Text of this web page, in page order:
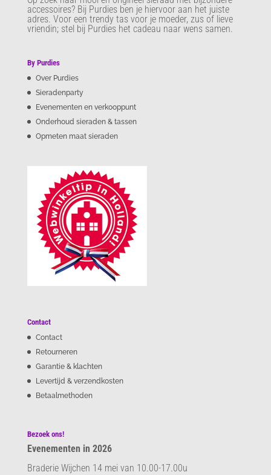
accessoires? Bij Purdies ben je hiervoor aan het juiste
adres. Voor een trendy tas voor je moeder, zus of lieve
vriendin; stel bij Purdies het cadeau naar wens samen.
By Purdies
Over Purdies
Sieradenparty
Evenementen en verkooppunt
Onderhoud sieraden & tassen
Opmeten maat sieraden
Contact
Contact
Retourneren
Garantie & klachten
Levertijd & verzendkosten
Betaalmethoden
Bezoek ons!
Evenementen in 2026
Braderie Wijchen 14 mei van 10.00-17.00u